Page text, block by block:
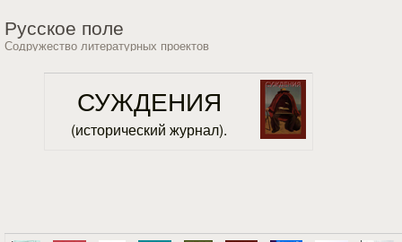
Русское поле
Содружество литературных проектов
СУЖДЕНИЯ
(исторический журнал).